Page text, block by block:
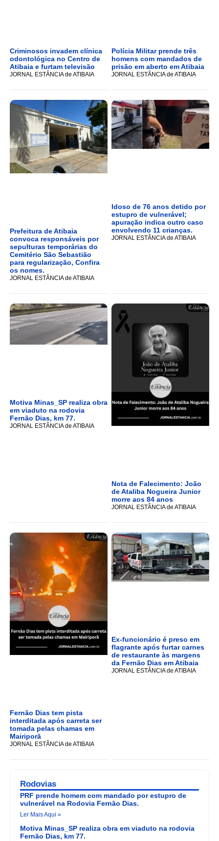
Criminosos invadem clínica
odontológica no Centro de
Atibaia e furtam televisão
JORNAL ESTÂNCIA de ATIBAIA
Polícia Militar prende três
homens com mandados de
prisão em aberto em Atibaia
JORNAL ESTÂNCIA de ATIBAIA
Prefeitura de Atibaia
convoca responsáveis por
sepulturas temporárias do
Cemitério São Sebastião
para regularização, Confira
os nomes.
JORNAL ESTÂNCIA de ATIBAIA
Idoso de 76 anos detido por
estupro de vulnerável;
apuração indica outro caso
envolvendo 11 crianças.
JORNAL ESTÂNCIA de ATIBAIA
Motiva Minas_SP realiza obra
em viaduto na rodovia
Fernão Dias, km 77.
JORNAL ESTÂNCIA de ATIBAIA
Nota de Falecimento: João
de Ataliba Nogueira Junior
morre aos 84 anos
JORNAL ESTÂNCIA de ATIBAIA
Fernão Dias tem pista
interditada após carreta ser
tomada pelas chamas em
Mairiporã
JORNAL ESTÂNCIA de ATIBAIA
Ex-funcionário é preso em
flagrante após furtar carnes
de restaurante às margens
da Fernão Dias em Atibaia
JORNAL ESTÂNCIA de ATIBAIA
Rodovias
PRF prende homem com mandado por estupro de
vulnerável na Rodovia Fernão Dias.
Ler Mais Aqui »
Motiva Minas_SP realiza obra em viaduto na rodovia
Fernão Dias, km 77.